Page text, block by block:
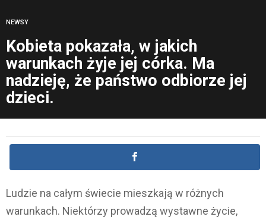
NEWSY
Kobieta pokazała, w jakich
warunkach żyje jej córka. Ma
nadzieję, że państwo odbiorze jej
dzieci.
Ludzie na całym świecie mieszkają w różnych
warunkach. Niektórzy prowadzą wystawne życie,